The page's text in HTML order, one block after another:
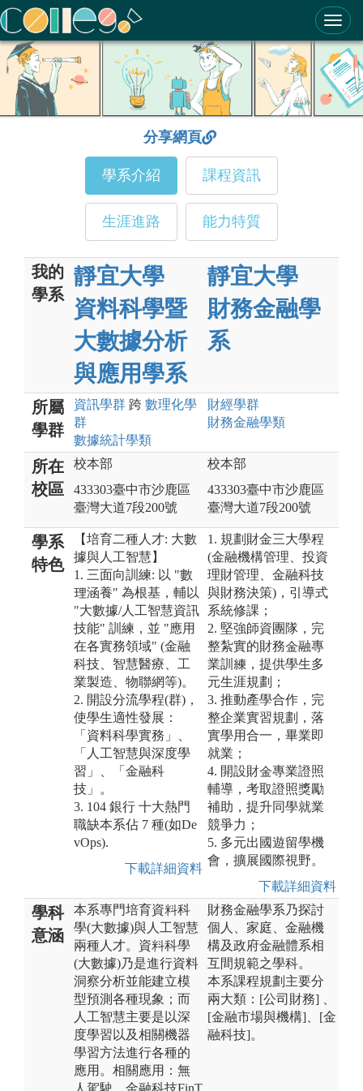
ColleGo! 大學選才與高中育才輔助系統
分享網頁
學系介紹 課程資訊
生涯進路 能力特質
我的
學系
靜宜大學
資料科學暨
大數據分析
與應用學系
靜宜大學
財務金融學
系
所屬
學群
資訊學群 跨 數理化學
群
數據統計學類
財經學群
財務金融學類
所在
校區
校本部
433303臺中市沙鹿區
臺灣大道7段200號
校本部
433303臺中市沙鹿區
臺灣大道7段200號
學系
特色
【培育二種人才: 大數
據與人工智慧】
1. 三面向訓練: 以 "數
理涵養" 為根基，輔以
"大數據/人工智慧資訊
技能" 訓練，並 "應用
在各實務領域" (金融
科技、智慧醫療、工
業製造、物聯網等)。
2. 開設分流學程(群)，
使學生適性發展：
「資料科學實務」、
「人工智慧與深度學
習」、「金融科
技」。
3. 104 銀行 十大熱門
職缺本系佔 7 種(如De
vOps).
下載詳細資料
1. 規劃財金三大學程
(金融機構管理、投資
理財管理、金融科技
與財務決策)，引導式
系統修課；
2. 堅強師資團隊，完
整紮實的財務金融專
業訓練，提供學生多
元生涯規劃；
3. 推動產學合作，完
整企業實習規劃，落
實學用合一，畢業即
就業；
4. 開設財金專業證照
輔導，考取證照獎勵
補助，提升同學就業
競爭力；
5. 多元出國遊留學機
會，擴展國際視野。
下載詳細資料
學科
意涵
本系專門培育資料科
學(大數據)與人工智慧
兩種人才。資料科學
(大數據)乃是進行資料
洞察分析並能建立模
型預測各種現象；而
人工智慧主要是以深
度學習以及相關機器
學習方法進行各種的
應用。相關應用：無
人駕駛、金融科技FinT
財務金融學系乃探討
個人、家庭、金融機
構及政府金融體系相
互間規範之學科。
本系課程規劃主要分
兩大類：[公司財務] 、
[金融市場與機構]、[金
融科技]。